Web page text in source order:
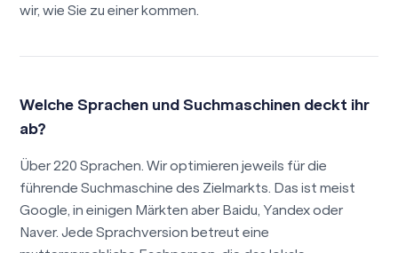
wir, wie Sie zu einer kommen.
Welche Sprachen und Suchmaschinen deckt ihr
ab?
Über 220 Sprachen. Wir optimieren jeweils für die
führende Suchmaschine des Zielmarkts. Das ist meist
Google, in einigen Märkten aber Baidu, Yandex oder
Naver. Jede Sprachversion betreut eine